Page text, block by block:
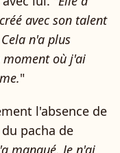
avec son talent
Cela n'a plus
où j'ai
"
l'absence de
pacha de
manqué. Je n'ai